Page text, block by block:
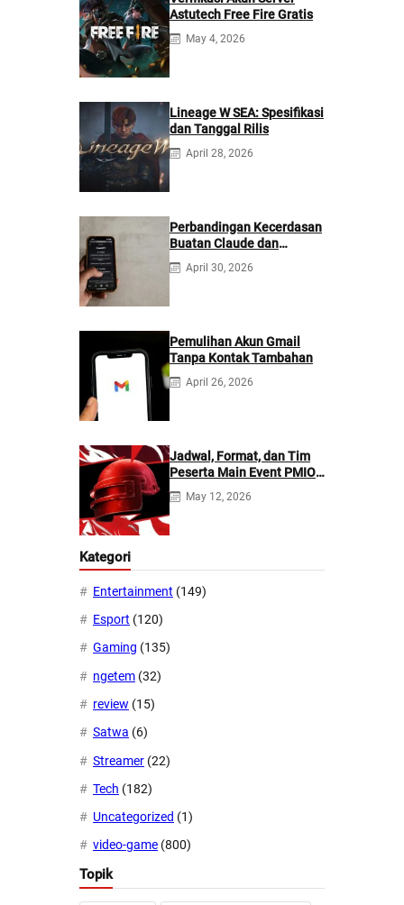
Astutech Free Fire Gratis
May 4, 2026
Lineage W SEA: Spesifikasi
dan Tanggal Rilis
April 28, 2026
Perbandingan Kecerdasan
Buatan Claude dan
ChatGPT: Mana yang
Lebih Baik?
April 30, 2026
Pemulihan Akun Gmail
Tanpa Kontak Tambahan
April 26, 2026
Jadwal, Format, dan Tim
Peserta Main Event PMIO
2026
May 12, 2026
Kategori
Entertainment (149)
Esport (120)
Gaming (135)
ngetem (32)
review (15)
Satwa (6)
Streamer (22)
Tech (182)
Uncategorized (1)
video-game (800)
Topik